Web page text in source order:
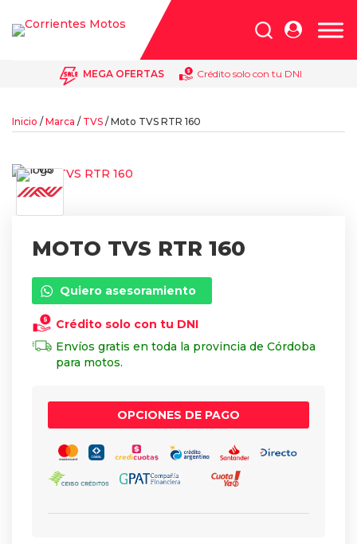
Búsqueda
de
MEGA OFERTAS Crédito solo con tu DNI
Inicio / Marca / TVS / Moto TVS RTR 160
MOTO TVS RTR 160
Quiero asesoramiento
OPCIONES DE PAGO
Crédito solo con tu DNI
Envíos gratis en toda la provincia de Córdoba
para motos.